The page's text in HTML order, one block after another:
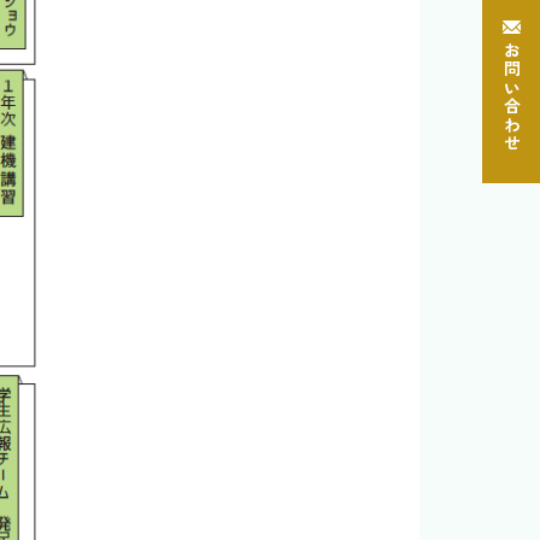
お問い合わせ